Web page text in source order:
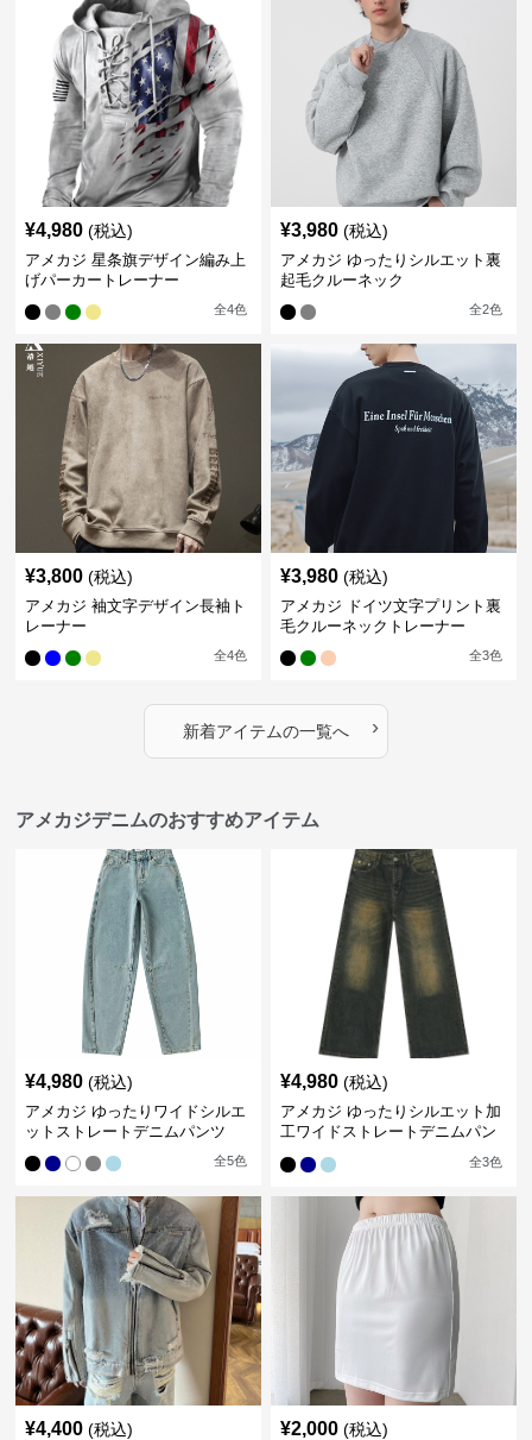
¥4,980 (税込)
アメカジ 星条旗デザイン編み上
げパーカートレーナー
全4色
¥3,980 (税込)
アメカジ ゆったりシルエット裏
起毛クルーネック
全2色
¥3,800 (税込)
アメカジ 袖文字デザイン長袖ト
レーナー
全4色
¥3,980 (税込)
アメカジ ドイツ文字プリント裏
毛クルーネックトレーナー
全3色
新着アイテムの一覧へ ›
アメカジデニムのおすすめアイテム
¥4,980 (税込)
アメカジ ゆったりワイドシルエ
ットストレートデニムパンツ
全5色
¥4,980 (税込)
アメカジ ゆったりシルエット加
工ワイドストレートデニムパン
全3色
¥4,400 (税込) ¥2,000 (税込)